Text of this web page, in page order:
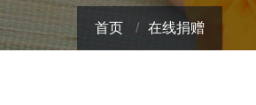
首页 在线捐赠